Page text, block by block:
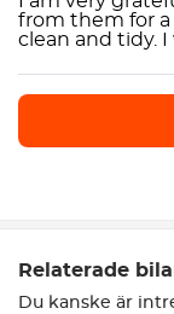
from them for a
clean and tidy.
Relaterade
Du kanske är